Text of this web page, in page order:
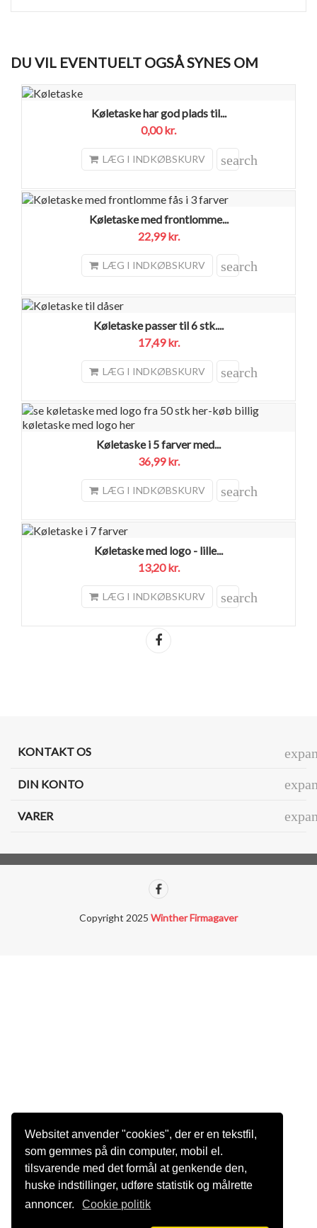
Websitet anvender "cookies", der er en tekstfil,
som gemmes på din computer, mobil el.
tilsvarende med det formål at genkende den,
huske indstillinger, udføre statistik og målrette
annoncer.
Cookie politik
DU VIL EVENTUELT OGSÅ SYNES OM
Køletaske har god plads til...
0,00 kr.
LÆG I INDKØBSKURV search
Køletaske med frontlomme...
22,99 kr.
LÆG I INDKØBSKURV search
Køletaske passer til 6 stk....
17,49 kr.
LÆG I INDKØBSKURV search
Køletaske i 5 farver med...
36,99 kr.
LÆG I INDKØBSKURV search
Køletaske med logo - lille...
13,20 kr.
LÆG I INDKØBSKURV search
KONTAKT OS
DIN KONTO
VARER
Copyright 2025 Winther Firmagaver